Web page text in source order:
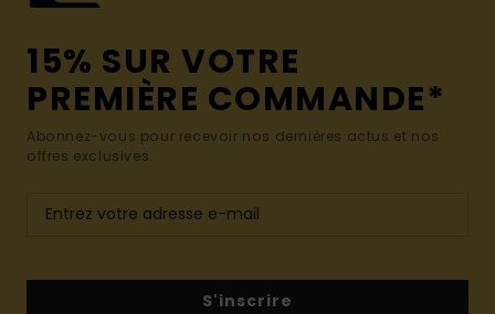
15% SUR VOTRE
PREMIÈRE COMMANDE*
Abonnez-vous pour recevoir nos dernières actus et nos
offres exclusives.
S'inscrire